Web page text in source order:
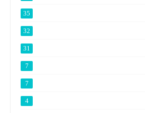
35
32
31
7
7
4